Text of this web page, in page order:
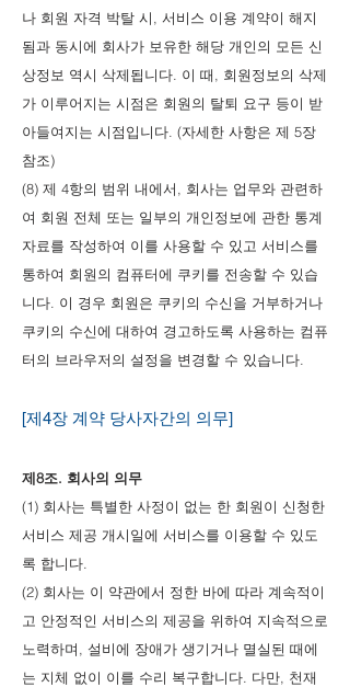
나 회원 자격 박탈 시, 서비스 이용 계약이 해지
됨과 동시에 회사가 보유한 해당 개인의 모든 신
상정보 역시 삭제됩니다. 이 때, 회원정보의 삭제
가 이루어지는 시점은 회원의 탈퇴 요구 등이 받
아들여지는 시점입니다. (자세한 사항은 제 5장
참조)
(8) 제 4항의 범위 내에서, 회사는 업무와 관련하
여 회원 전체 또는 일부의 개인정보에 관한 통계
자료를 작성하여 이를 사용할 수 있고 서비스를
통하여 회원의 컴퓨터에 쿠키를 전송할 수 있습
니다. 이 경우 회원은 쿠키의 수신을 거부하거나
쿠키의 수신에 대하여 경고하도록 사용하는 컴퓨
터의 브라우저의 설정을 변경할 수 있습니다.
[제4장 계약 당사자간의 의무]
제8조. 회사의 의무
(1) 회사는 특별한 사정이 없는 한 회원이 신청한
서비스 제공 개시일에 서비스를 이용할 수 있도
록 합니다.
(2) 회사는 이 약관에서 정한 바에 따라 계속적이
고 안정적인 서비스의 제공을 위하여 지속적으로
노력하며, 설비에 장애가 생기거나 멸실된 때에
는 지체 없이 이를 수리 복구합니다. 다만, 천재